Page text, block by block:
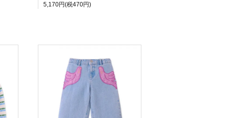
5,170円(税470円)